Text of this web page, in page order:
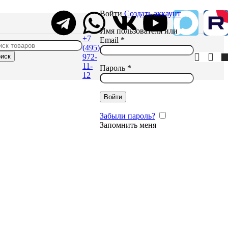
+7
(495)
972-
11-
12
Войти Создать аккаунт
Имя пользователя или
Email *
Пароль *
Войти
Забыли пароль?
Запомнить меня